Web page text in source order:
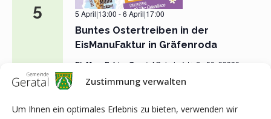
Zustimmung verwalten
Um Ihnen ein optimales Erlebnis zu bieten, verwenden wir
5
Buntes Ostertreiben in der
EisManuFaktur in Gräfenroda
5 April|13:00 -6 April|17:00
EisManuFaktur GeratalBahnhofstraße 50, 99330